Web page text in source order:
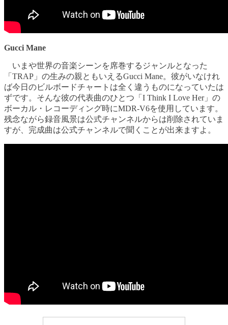
Gucci Mane
いまや世界の音楽シーンを席巻するジャンルとなった
「TRAP」の生みの親ともいえるGucci Mane。彼がいなけれ
ば今日のビルボードチャートは全く違うものになっていたは
ずです。そんな彼の代表曲のひとつ「I Think I Love Her」の
ボーカル・レコーディング時にMDR-V6を使用しています。
残念ながら録音風景は公式チャンネルからは削除されていま
すが、完成曲は公式チャンネルで聞くことが出来ますよ。